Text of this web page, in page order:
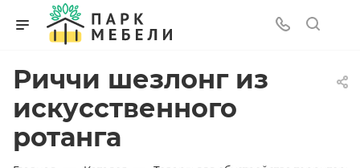
Риччи шезлонг из
искусственного
ротанга